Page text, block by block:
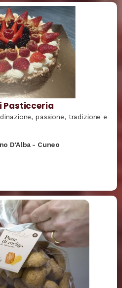
Pasticceria
passione, tradizione e
D'Alba - Cuneo